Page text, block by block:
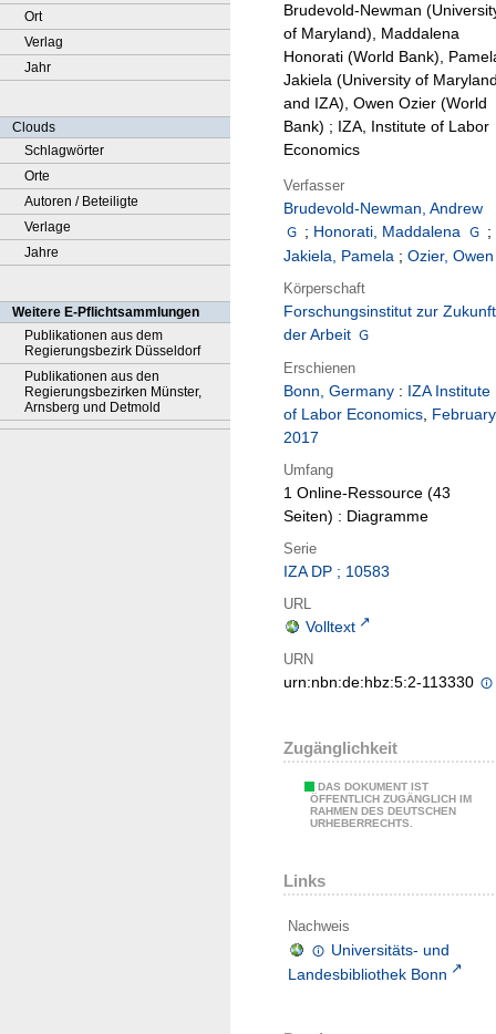
Ort
Verlag
Jahr
Clouds
Schlagwörter
Orte
Autoren / Beteiligte
Verlage
Jahre
Weitere E-Pflichtsammlungen
Publikationen aus dem
Regierungsbezirk Düsseldorf
Publikationen aus den
Regierungsbezirken Münster,
Arnsberg und Detmold
Brudevold-Newman
of Maryland), Maddalena
Honorati (World Bank),
Jakiela (University of
and IZA), Owen Ozier (World
Bank) ; IZA, Institute of Labor
Economics
Verfasser
Brudevold-Newman, Andrew
; Honorati, Maddalena
;
Jakiela, Pamela ; Ozier, Owen
Körperschaft
Forschungsinstitut zur Zukunft
der Arbeit
Erschienen
Bonn, Germany : IZA Institute
of Labor Economics, February
2017
Umfang
1 Online-Ressource (43
Seiten) : Diagramme
Serie
IZA DP ; 10583
URL
Volltext
URN
urn:nbn:de:hbz:5:2-113330
Zugänglichkeit
DAS DOKUMENT IST
ÖFFENTLICH ZUGÄNGLICH IM
RAHMEN DES DEUTSCHEN
URHEBERRECHTS.
Links
Nachweis
Universitäts- und
Landesbibliothek Bonn